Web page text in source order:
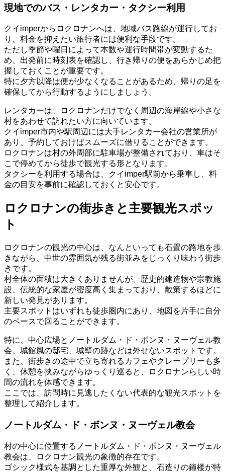
現地でのバス・レンタカー・タクシー利用
クイimperからロクロナンへは、地域バス路線が運行してお
り、料金を抑えたい旅行者には便利な手段です。
ただし季節や曜日によって本数や運行時間帯が変動するた
め、出発前に時刻表を確認し、行き帰りの便をあらかじめ把
握しておくことが重要です。
特に夕方以降は便が少なくなることがあるため、帰りの足を
確保してから行動するようにしましょう。
レンタカーは、ロクロナンだけでなく周辺の海岸線や小さな
村をあわせて訪れたい方に向いています。
クイimper市内や駅周辺には大手レンタカー会社の営業所が
あり、予約しておけばスムーズに借りることができます。
ロクロナンは村の外周部に駐車場が整備されており、車はそ
こで停めてから徒歩で観光する形となります。
タクシーを利用する場合は、クイimper駅前から乗車し、料
金の目安を事前に確認しておくと安心です。
ロクロナンの街歩きと主要観光スポッ
ト
ロクロナンの観光の中心は、なんといっても石畳の路地を歩
きながら、中世の雰囲気が残る街並みをじっくり味わう街歩
きです。
村全体の面積は大きくありませんが、歴史的建造物や宗教施
設、伝統的な家屋が密度高く集まっており、散策するほどに
新しい発見があります。
主要スポットはいずれも徒歩圏内にあり、地図を片手に自分
のペースで回ることができます。
特に、中心広場とノートルダム・ド・ボンヌ・ヌーヴェル教
会、城館風の邸宅、城壁の跡などは外せないスポットです。
また、街歩きの途中で立ち寄れるカフェやクレープリーも多
く、休憩を挟みながらゆっくり巡ると、ロクロナンらしい時
間の流れを体感できます。
ここでは、訪問時に見逃したくない代表的な観光スポットを
整理して紹介します。
ノートルダム・ド・ボンヌ・ヌーヴェル教会
村の中心に位置するノートルダム・ド・ボンヌ・ヌーヴェル
教会は、ロクロナン観光の象徴的存在です。
ゴシック様式を基調とした重厚な外観と、石造りの鐘楼が特